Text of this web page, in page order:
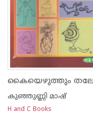
കുഞ്ഞുണ്ണി മാഷ്‌
H and C Books